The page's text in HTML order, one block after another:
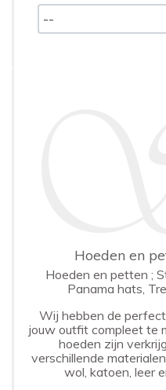
Hoeden en
Hoeden en petten ;
Panama hats,
Wij hebben de
jouw outfit compleet te
hoeden zijn
verschillende
wol, katoen, leer